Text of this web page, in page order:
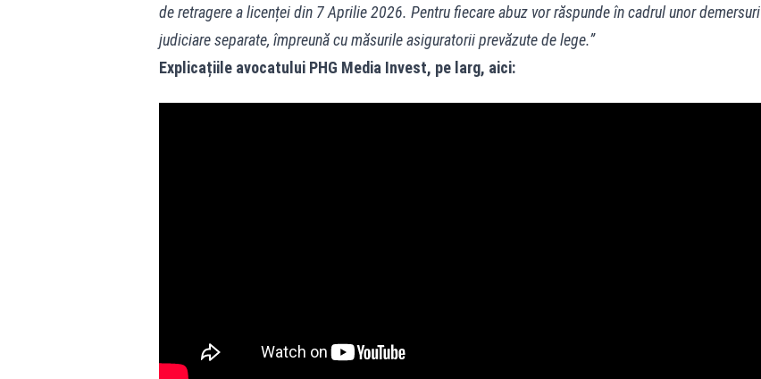
de retragere a licenței din 7 Aprilie 2026. Pentru fiecare abuz vor răspunde în cadrul unor demersuri
judiciare separate, împreună cu măsurile asiguratorii prevăzute de lege.”
Explicațiile avocatului PHG Media Invest, pe larg, aici: